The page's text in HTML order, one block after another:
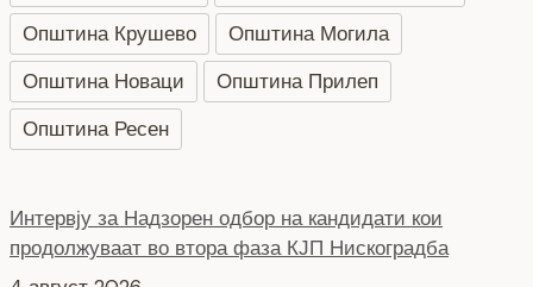
Општина Крушево
Општина Могила
Општина Новаци
Општина Прилеп
Општина Ресен
продолжуваат во втора фаза КЈП Нискоградба
4 август 2026